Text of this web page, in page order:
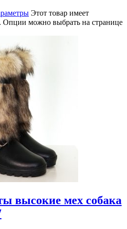
Этот товар имеет
Опции можно выбрать на странице
высокие мех собака